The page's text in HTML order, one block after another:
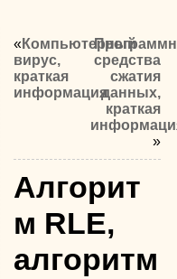
«Компьютерный
вирус,
краткая
информация
средства
сжатия
данных,
краткая
»
Алгорит
м RLE,
алгоритм